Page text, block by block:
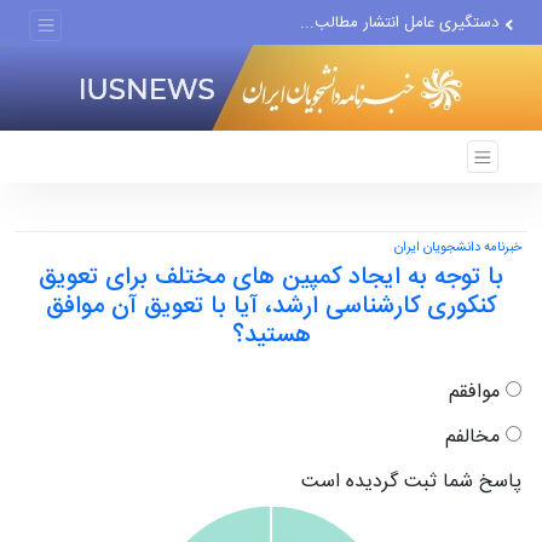
دستگیری عامل انتشار مطالب...
ضربه مغزی بیش از ۷۰۰ نظامی...
خبرنامه دانشجویان ایران
با توجه به ایجاد کمپین های مختلف برای تعویق
کنکوری کارشناسی ارشد، آیا با تعویق آن موافق
هستید؟
موافقم
مخالفم
پاسخ شما ثبت گردیده است